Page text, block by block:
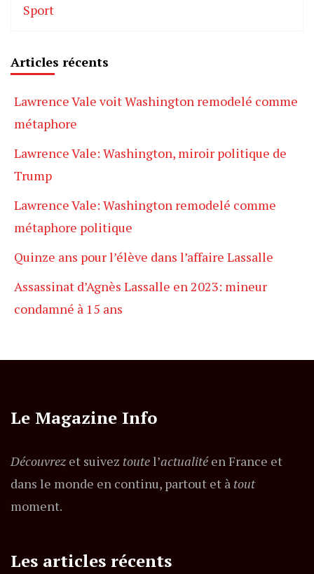
Sport
Articles récents
Lawrence Vale voit Washington remodelé comme
métaphore
Lawrence Vale: Washington, miroir politique de
Trump
Lawrence Vale: Washington remodelé comme
métaphore politique
Quinze ans pour l’élève dans l’affaire Lassalle
Assassinat d’Agnès Lassalle en 2023: mineur
condamné à 15 ans
Le Magazine Info
Découvrez et suivez toutel’actualitéen France et
dans le monde en continu, partout et à tout
moment.
Les articles récents